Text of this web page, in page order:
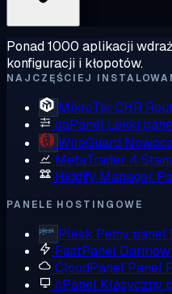
Ponad 1000 aplikacji
konfiguracji i kłopotów.
NAJCZĘŚCIEJ
MikroTik CHR
aaPanel Lekki
WireGuard
MetaTrader 4
Hiddify Manager
PANELE HOSTINGOWE
Plesk Pełny
FastPanel
CloudPanel Panel
cPanel Klasyczny